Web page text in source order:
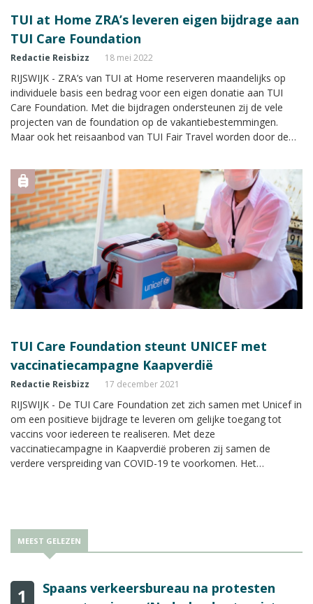
TUI at Home ZRA’s leveren eigen bijdrage aan
TUI Care Foundation
Redactie Reisbizz 18 mei 2022
RIJSWIJK - ZRA’s van TUI at Home reserveren maandelijks op
individuele basis een bedrag voor een eigen donatie aan TUI
Care Foundation. Met die bijdragen ondersteunen zij de vele
projecten van de foundation op de vakantiebestemmingen.
Maar ook het reisaanbod van TUI Fair Travel worden door de
TUI Care Foundation steunt UNICEF met
vaccinatiecampagne Kaapverdië
Redactie Reisbizz 17 december 2021
RIJSWIJK - De TUI Care Foundation zet zich samen met Unicef in
om een positieve bijdrage te leveren om gelijke toegang tot
vaccins voor iedereen te realiseren. Met deze
vaccinatiecampagne in Kaapverdië proberen zij samen de
verdere verspreiding van COVID-19 te voorkomen. Het
MEEST GELEZEN
1
Spaans verkeersbureau na protesten